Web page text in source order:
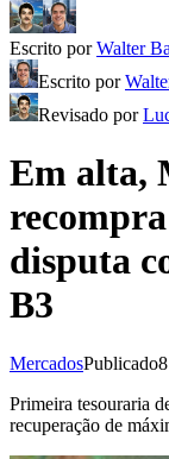
Escrito porWalter
Escrito por
Revisado por
Em alta,
disputa
B3
MercadosPublicado
Primeira tesouraria
recuperação de